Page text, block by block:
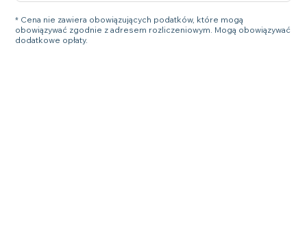
* Cena nie zawiera obowiązujących podatków, które mogą
obowiązywać zgodnie z adresem rozliczeniowym. Mogą obowiązywać
dodatkowe opłaty.